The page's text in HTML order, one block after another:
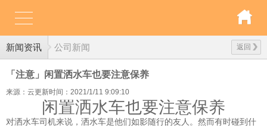
新闻资讯 返回
公司新闻
「注意」闲置洒水车也要注意保养
来源：云更新时间：2021/1/11 9:09:10
闲置洒水车也要注意保养
对洒水车司机来说，洒水车是他们如影随行的友人。然而有时碰到什